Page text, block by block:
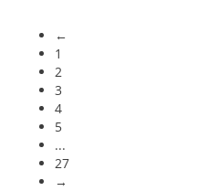
←
1
2
3
4
5
...
27
→